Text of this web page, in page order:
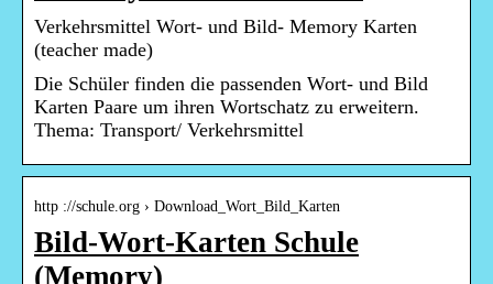
Verkehrsmittel Wort- und Bild- Memory Karten
(teacher made)
Die Schüler finden die passenden Wort- und Bild
Karten Paare um ihren Wortschatz zu erweitern.
Thema: Transport/ Verkehrsmittel
http ://schule.org › Download_Wort_Bild_Karten
Bild-Wort-Karten Schule
(Memory)